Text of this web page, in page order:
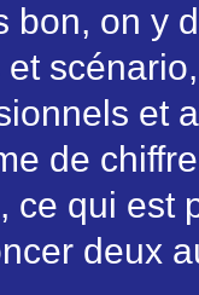
bon, on y
et
et
de
ce qui est
deux